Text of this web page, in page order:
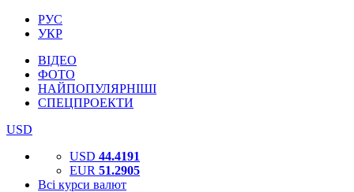
РУС
УКР
ВІДЕО
ФОТО
НАЙПОПУЛЯРНІШІ
СПЕЦПРОЕКТИ
USD
USD 44.4191
EUR 51.2905
Всі курси валют